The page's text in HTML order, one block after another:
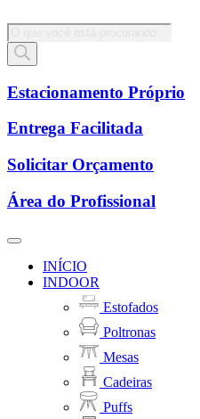
Pesquisar
produtos
Estacionamento Próprio
Entrega Facilitada
Solicitar Orçamento
Área do Profissional
INÍCIO
INDOOR
Estofados
Poltronas
Mesas
Cadeiras
Puffs